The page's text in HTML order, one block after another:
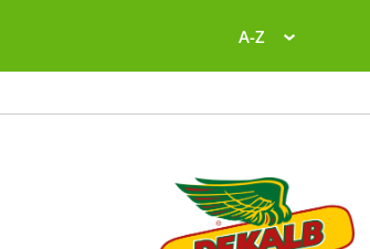
A-Z